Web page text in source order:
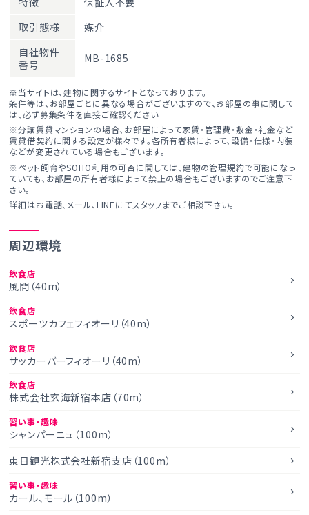
取引態様
媒介
自社物件
番号
MB-1685
※当サイトは、建物に関するサイトとなっております。
条件等は、お部屋ごとに異なる場合がございますので、お部屋の事に関して
は、必ず募集条件を直接ご確認ください
※分譲賃貸マンションの場合、お部屋によって家賃・管理費・敷金・礼金など
賃貸借契約に関する設定が様々です。各所有者様によって、設備・仕様・内装
などが変更されている場合もございます。
※ペット飼育やSOHO利用の可否に関しては、建物の管理規約で可能になっ
ていても、お部屋の所有者様によって禁止の場合もございますのでご注意下
さい。
詳細はお電話、メール、LINEにてスタッフまでご相談下さい。
周辺環境
飲食店
風間（40m）
飲食店
スポーツカフェフィオーリ（40m）
飲食店
サッカーバーフィオーリ（40m）
飲食店
株式会社玄海新宿本店（70m）
習い事・趣味
シャンパーニュ（100m）
東日観光株式会社新宿支店（100m）
習い事・趣味
カール、モール（100m）